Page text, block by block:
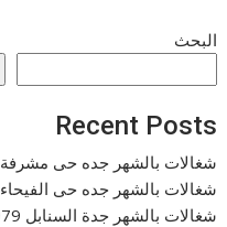
البحث
Recent Posts
شغالات بالشهر جده حى مشرفة 0577265649
شغالات بالشهر جده حى الفيحاء 0577265649
شغالات بالشهر جدة السنابل 0571400979